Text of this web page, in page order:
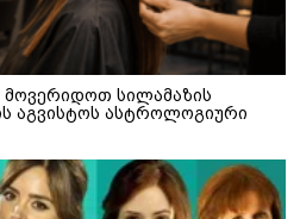
სილამაზის
აგვისტოს ასტროლოგიური